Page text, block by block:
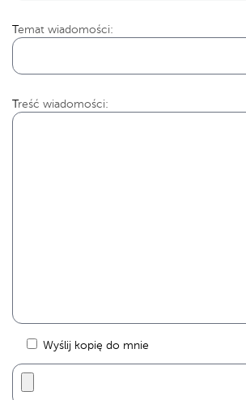
Temat wiadomości:
Treść wiadomości:
Wyślij kopię do mnie